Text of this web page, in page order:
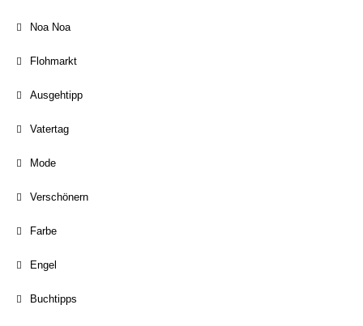
Noa Noa
Flohmarkt
Ausgehtipp
Vatertag
Mode
Verschönern
Farbe
Engel
Buchtipps